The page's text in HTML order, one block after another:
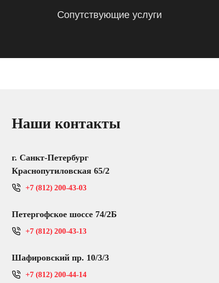
Сопутствующие услуги
Наши контакты
г. Санкт-Петербург
Краснопутиловская 65/2
+7 (812) 200-43-03
Петергофское шоссе 74/2Б
+7 (812) 200-43-13
Шафировский пр. 10/3/3
+7 (812) 200-44-14